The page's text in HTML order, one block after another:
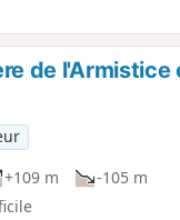
beau petit village de
de la clairière de
avant de revenir à
la Forêt de Laigue et
et finir par
Trois Chênes
sauvages bleues
d'avril.
de l'Armistice
+109 m
-105 m